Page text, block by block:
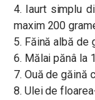
4. Iaurt simplu
maxim 200
5. Făină albă de
6. Mălai pănâ la
7. Ouă de găină
8. Ulei de